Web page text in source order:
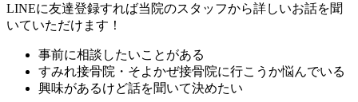
LINEに友達登録すれば当院のスタッフから詳しいお話を聞
いていただけます！
事前に相談したいことがある
すみれ接骨院・そよかぜ接骨院に行こうか悩んでいる
興味があるけど話を聞いて決めたい